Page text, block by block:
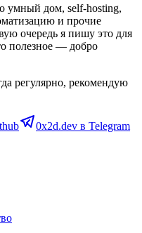
умный дом, self-hosting,
и прочие
очередь я пишу это для
полезное — добро
регулярно, рекомендую
0x2d.dev в Telegram